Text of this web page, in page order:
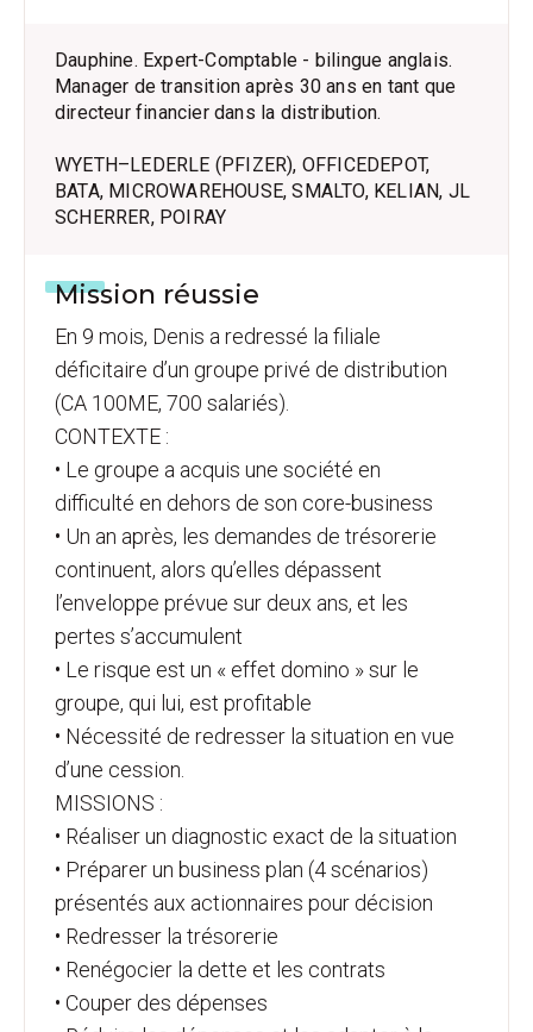
Dauphine. Expert-Comptable - bilingue anglais.
Manager de transition après 30 ans en tant que
directeur financier dans la distribution.
WYETH–LEDERLE (PFIZER), OFFICEDEPOT,
BATA, MICROWAREHOUSE, SMALTO, KELIAN, JL
SCHERRER, POIRAY
Mission réussie
En 9 mois, Denis a redressé la filiale
déficitaire d’un groupe privé de distribution
(CA 100ME, 700 salariés).
CONTEXTE :
• Le groupe a acquis une société en
difficulté en dehors de son core-business
• Un an après, les demandes de trésorerie
continuent, alors qu’elles dépassent
l’enveloppe prévue sur deux ans, et les
pertes s’accumulent
• Le risque est un « effet domino » sur le
groupe, qui lui, est profitable
• Nécessité de redresser la situation en vue
d’une cession.
MISSIONS :
• Réaliser un diagnostic exact de la situation
• Préparer un business plan (4 scénarios)
présentés aux actionnaires pour décision
• Redresser la trésorerie
• Renégocier la dette et les contrats
• Couper des dépenses